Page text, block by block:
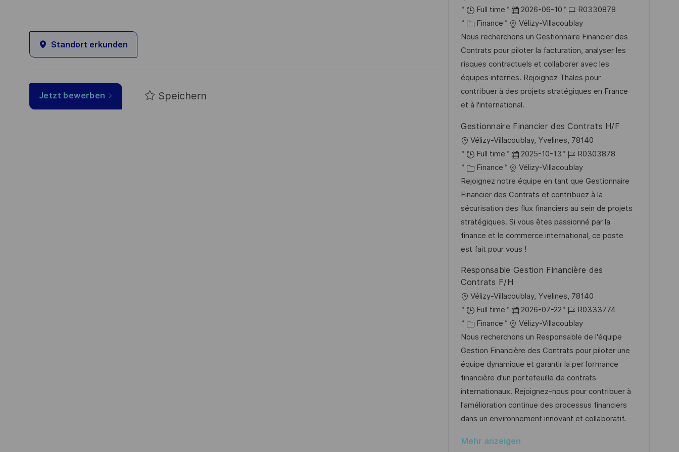
Standort erkunden
Jetzt bewerben Speichern
n
g
ö
f
f
e
n
t
l
i
c
h
u
n
g
r
t
Full time
D
a
t
u
m
d
e
r
e
r
ö
f
f
e
n
t
l
i
c
h
u
n
g
2026-06-10
J
o
b
-
I
D
R0330878
K
a
t
e
g
o
r
e
Finance
Vélizy-Villacoublay
Nous recherchons un Gestionnaire Financier des
Contrats pour piloter la facturation, analyser les
risques contractuels et collaborer avec les
équipes internes. Rejoignez Thales pour
contribuer à des projets stratégiques en France
et à l'international.
Gestionnaire Financier des Contrats H/F
O
r
t
Vélizy-Villacoublay, Yvelines, 78140
Full time
D
a
t
u
m
d
e
r
e
f
f
u
2025-10-13
J
o
b
-
I
D
R0303878
K
a
t
e
g
o
r
e
Finance
Vélizy-Villacoublay
Rejoignez notre équipe en tant que Gestionnaire
Financier des Contrats et contribuez à la
sécurisation des flux financiers au sein de projets
stratégiques. Si vous êtes passionné par la
finance et le commerce international, ce poste
est fait pour vous !
Responsable Gestion Financière des
Contrats F/H
O
r
t
Vélizy-Villacoublay, Yvelines, 78140
Full time
D
a
t
u
m
d
e
r
V
r
2026-07-22
J
o
b
-
I
D
R0333774
K
a
t
e
g
o
r
i
Finance
Vélizy-Villacoublay
Nous recherchons un Responsable de l'équipe
Gestion Financière des Contrats pour piloter une
équipe dynamique et garantir la performance
financière d'un portefeuille de contrats
internationaux. Rejoignez-nous pour contribuer à
l'amélioration continue des processus financiers
dans un environnement innovant et collaboratif.
Mehr anzeigen